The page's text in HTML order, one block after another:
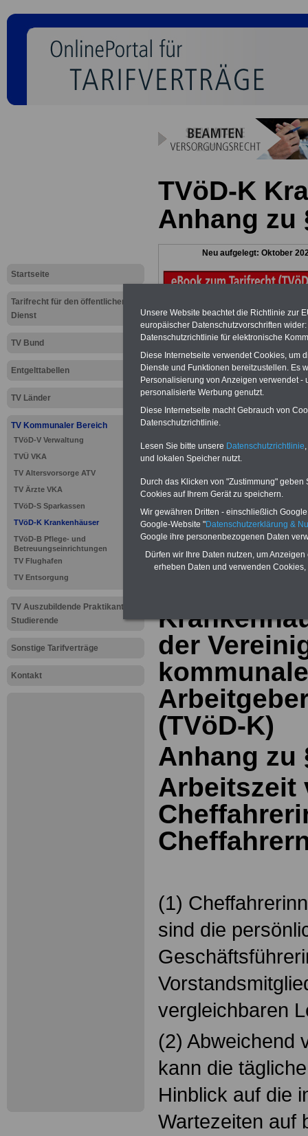
Startseite
Tarifrecht für den öffentlichen
Dienst
TV Bund
Entgelttabellen
TV Länder
TV Kommunaler Bereich
TVöD-V Verwaltung
TVÜ VKA
TV Altersvorsorge ATV
TV Ärzte VKA
TVöD-S Sparkassen
TVöD-K Krankenhäuser
TVöD-B Pflege- und
Betreuungseinrichtungen
TV Flughafen
TV Entsorgung
TV Auszubildende Praktikanten
Studierende
Sonstige Tarifverträge
Kontakt
TVöD-K
Anhang zu
Neu aufgelegt: Oktober
>>>zur
Krankenhäuser
TVöD für
der
(TVöD-K)
Anhang zu
Arbeitszeit
(1)
sind die
vergleichbaren
(2) Abweichend
kann die
Hinblick auf die
Wartezeiten auf
Unsere Website beachtet die Richtlinie zur
europäischer Datenschutzvorschriften
Datenschutzrichtlinie für elektronische
Diese Internetseite verwendet Cookies, um
Dienste und Funktionen bereitzustellen. Es
Personalisierung von Anzeigen verwendet
personalisierte Werbung genutzt.
Diese Internetseite macht Gebrauch von
Datenschutzrichtlinie.
Lesen Sie bitte unsere Datenschutzrichtlinie
und lokalen Speicher nutzt.
Durch das Klicken von "Zustimmung"
Cookies auf Ihrem Gerät zu speichern.
Wir gewähren Dritten - einschließlich
Google-Website "Datenschutzerklärung &
Google ihre personenbezogenen Daten
Dürfen wir Ihre Daten nutzen, um
erheben Daten und verwenden